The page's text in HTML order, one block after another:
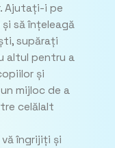
Ajutați-i pe
să înțeleagă
supărați
altul pentru a
și
mijloc de a
celălalt
îngrijiți și